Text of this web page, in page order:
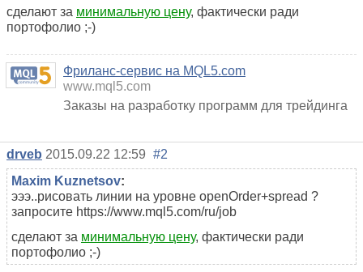
сделают за минимальную цену, фактически ради
портофолио ;-)
Фриланс-сервис на MQL5.com
www.mql5.com
Заказы на разработку программ для трейдинга
drveb 2015.09.22 12:59 #2
Maxim Kuznetsov:
эээ..рисовать линии на уровне openOrder+spread ?
запросите https://www.mql5.com/ru/job
сделают за минимальную цену, фактически ради
портофолио ;-)